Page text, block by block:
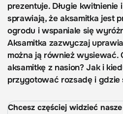
prezentuje. Długie
sprawiają, że aksamitka jest
ogrodu i wspaniale się
Aksamitka zazwyczaj
można ją również wysiewać.
aksamitkę z nasion? Jak i
przygotować rozsadę i gdzie
Chcesz częściej widzieć